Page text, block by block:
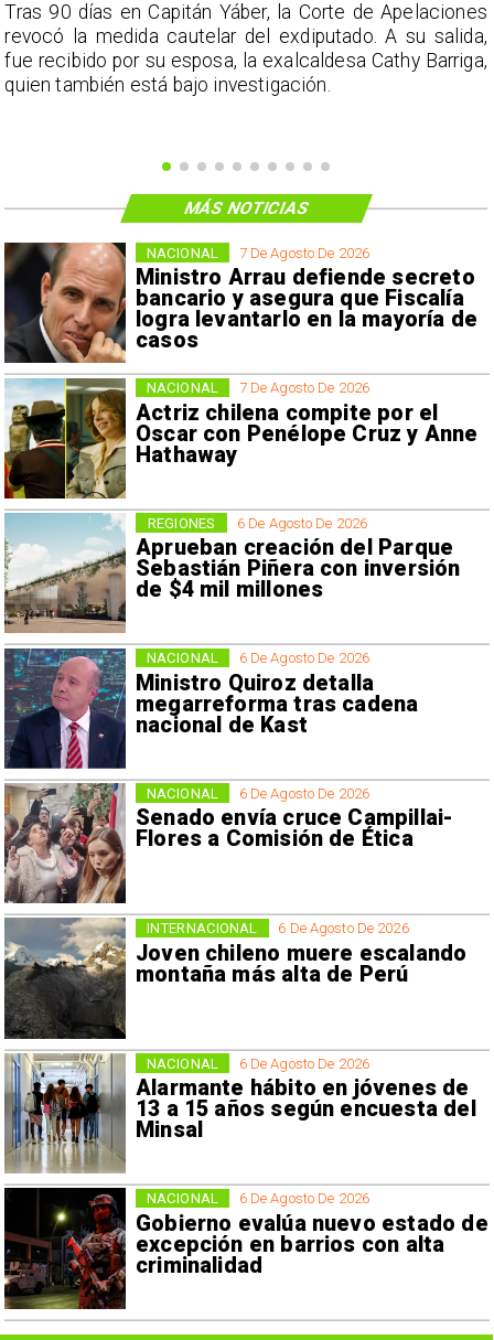
Tras 90 días en Capitán Yáber, la Corte de Apelaciones
revocó la medida cautelar del exdiputado. A su salida,
fue recibido por su esposa, la exalcaldesa Cathy Barriga,
quien también está bajo investigación.
7 De Agosto De 2026
Ministro Arrau defiende secreto
bancario y asegura que Fiscalía
logra levantarlo en la mayoría de
casos
NACIONAL
7 De Agosto De 2026
Actriz chilena compite por el
Oscar con Penélope Cruz y Anne
Hathaway
NACIONAL
6 De Agosto De 2026
Aprueban creación del Parque
Sebastián Piñera con inversión
de $4 mil millones
REGIONES
6 De Agosto De 2026
Ministro Quiroz detalla
megarreforma tras cadena
nacional de Kast
NACIONAL
6 De Agosto De 2026
Senado envía cruce Campillai-
Flores a Comisión de Ética
NACIONAL
6 De Agosto De 2026
Joven chileno muere escalando
montaña más alta de Perú
INTERNACIONAL
6 De Agosto De 2026
Alarmante hábito en jóvenes de
13 a 15 años según encuesta del
Minsal
NACIONAL
6 De Agosto De 2026
Gobierno evalúa nuevo estado de
excepción en barrios con alta
criminalidad
NACIONAL
MÁS NOTICIAS